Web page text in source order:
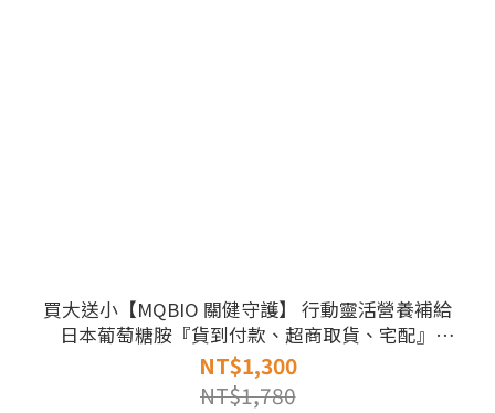
買大送小【MQBIO 關健守護】 行動靈活營養補給
日本葡萄糖胺『貨到付款、超商取貨、宅配』
『180錠1月量』
NT$1,300
NT$1,780